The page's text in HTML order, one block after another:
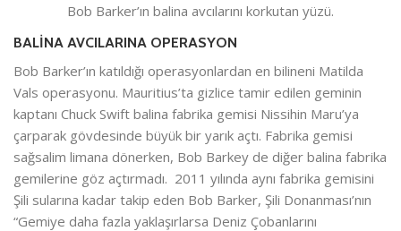
Bob Barker’ın balina avcılarını korkutan yüzü.
BALİNA AVCILARINA OPERASYON
Bob Barker’ın katıldığı operasyonlardan en bilineni Matilda
Vals operasyonu. Mauritius’ta gizlice tamir edilen geminin
kaptanı Chuck Swift balina fabrika gemisi Nissihin Maru’ya
çarparak gövdesinde büyük bir yarık açtı. Fabrika gemisi
sağsalim limana dönerken, Bob Barkey de diğer balina fabrika
gemilerine göz açtırmadı. 2011 yılında aynı fabrika gemisini
Şili sularına kadar takip eden Bob Barker, Şili Donanması’nın
“Gemiye daha fazla yaklaşırlarsa Deniz Çobanlarını